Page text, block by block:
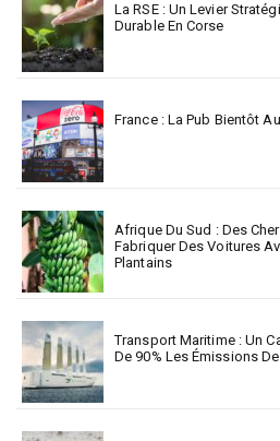
La RSE : Un Levier
Durable En Corse
France : La Pub Bientôt
Afrique Du Sud : Des
Fabriquer Des Voitures
Plantains
Transport Maritime : Un
De 90% Les Émissions